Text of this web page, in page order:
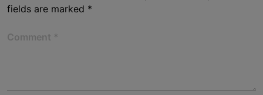
fields are marked *
Comment *